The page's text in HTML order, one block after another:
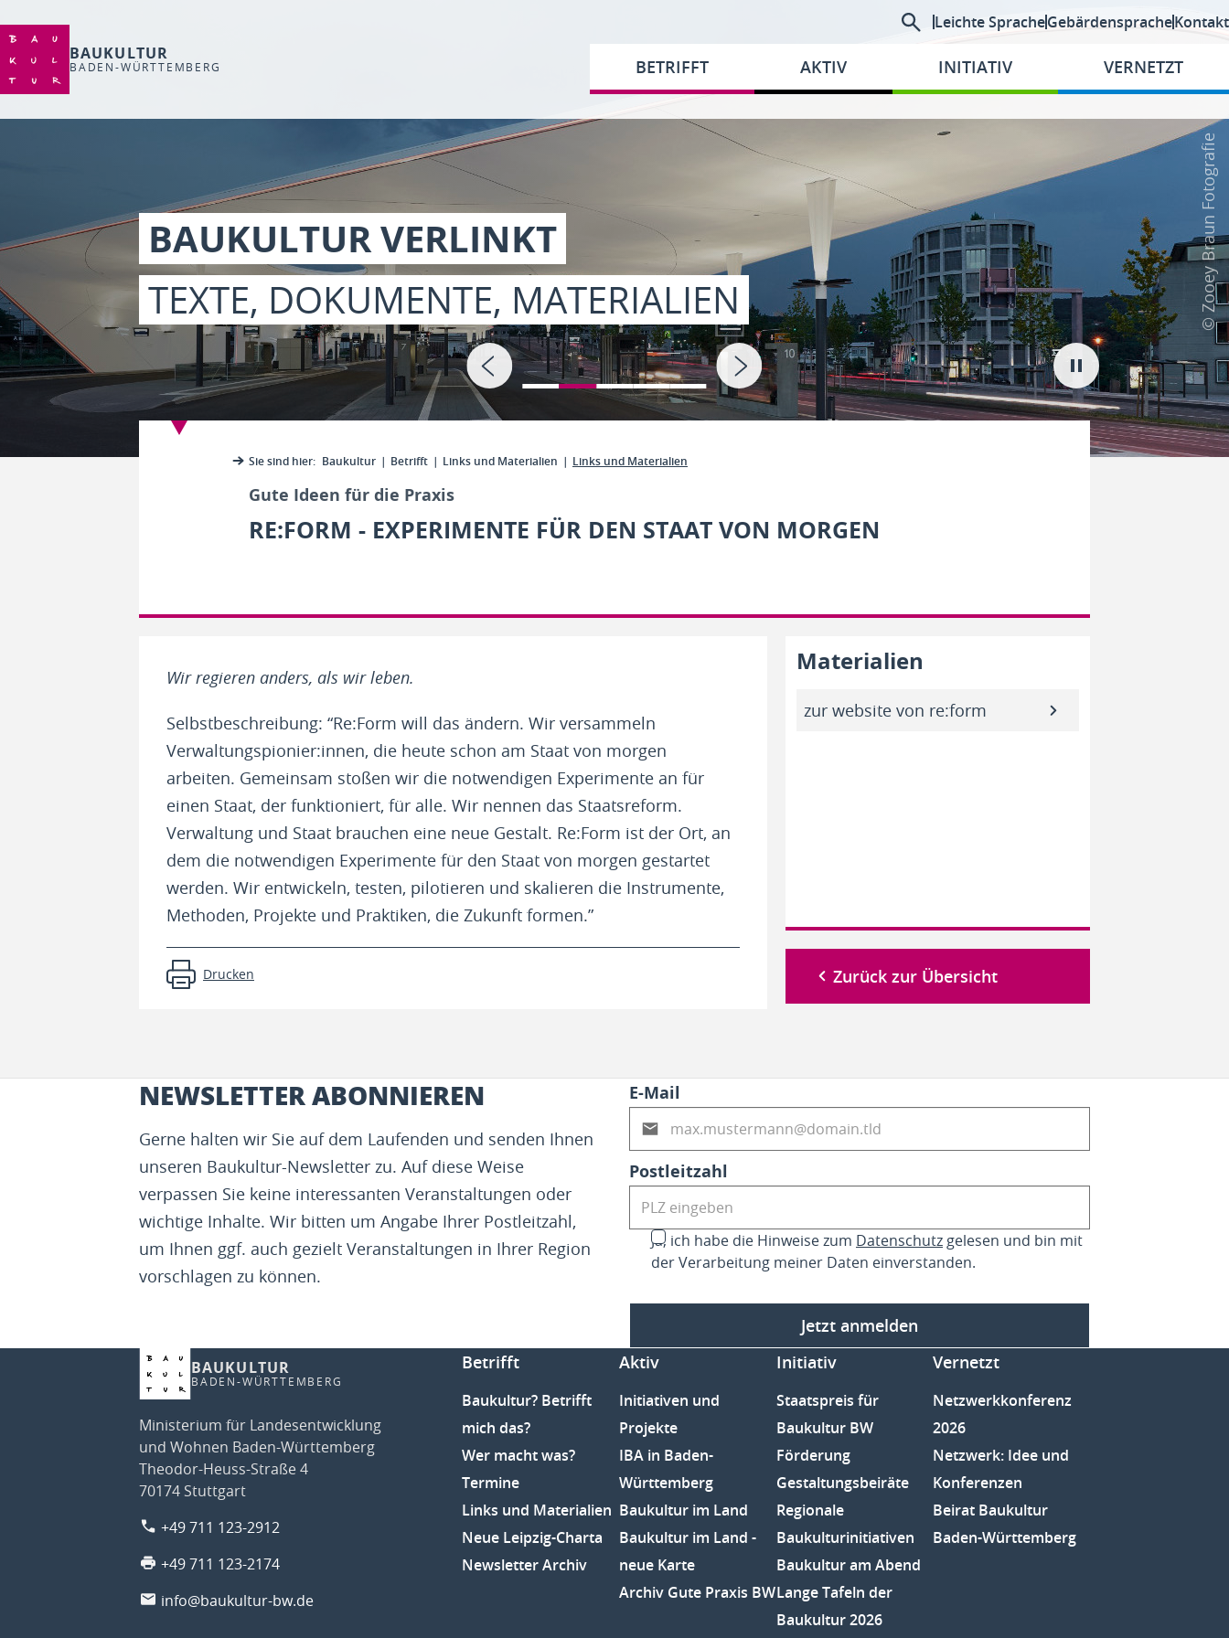
BAUKULTUR
BADEN-WÜRTTEMBERG
Leichte SpracheGebärdenspracheKontakt
BETRIFFT AKTIV INITIATIV VERNETZT
BAUKULTUR VERLINKT
TEXTE, DOKUMENTE, MATERIALIEN © Zooey Braun Fotografie
Sie sind hier: Baukultur Betrifft Links und Materialien Links und Materialien
Gute Ideen für die Praxis
RE:FORM - EXPERIMENTE FÜR DEN STAAT VON MORGEN
Wir regieren anders, als wir leben.
Selbstbeschreibung: “Re:Form will das ändern. Wir versammeln
Verwaltungspionier:innen, die heute schon am Staat von morgen
arbeiten. Gemeinsam stoßen wir die notwendigen Experimente an für
einen Staat, der funktioniert, für alle. Wir nennen das Staatsreform.
Verwaltung und Staat brauchen eine neue Gestalt. Re:Form ist der Ort, an
dem die notwendigen Experimente für den Staat von morgen gestartet
werden. Wir entwickeln, testen, pilotieren und skalieren die Instrumente,
Methoden, Projekte und Praktiken, die Zukunft formen.”
Drucken
Materialien
zur website von re:form
Zurück zur Übersicht
NEWSLETTER ABONNIEREN
Gerne halten wir Sie auf dem Laufenden und senden Ihnen
unseren Baukultur-Newsletter zu. Auf diese Weise
verpassen Sie keine interessanten Veranstaltungen oder
wichtige Inhalte. Wir bitten um Angabe Ihrer Postleitzahl,
um Ihnen ggf. auch gezielt Veranstaltungen in Ihrer Region
vorschlagen zu können.
E-Mail
Postleitzahl
Ja, ich habe die Hinweise zum Datenschutz gelesen und bin mit
der Verarbeitung meiner Daten einverstanden.
Jetzt anmelden
BAUKULTUR
BADEN-WÜRTTEMBERG
Ministerium für Landesentwicklung
und Wohnen Baden-Württemberg
Theodor-Heuss-Straße 4
70174 Stuttgart
+49 711 123-2912
+49 711 123-2174
info@baukultur-bw.de
Betrifft
Baukultur? Betrifft
mich das?
Wer macht was?
Termine
Links und Materialien
Neue Leipzig-Charta
Newsletter Archiv
Aktiv
Initiativen und
Projekte
IBA in Baden-
Württemberg
Baukultur im Land
Baukultur im Land -
neue Karte
Archiv Gute Praxis BW
Initiativ
Staatspreis für
Baukultur BW
Förderung
Gestaltungsbeiräte
Regionale
Baukulturinitiativen
Baukultur am Abend
Lange Tafeln der
Baukultur 2026
Vernetzt
Netzwerkkonferenz
2026
Netzwerk: Idee und
Konferenzen
Beirat Baukultur
Baden-Württemberg